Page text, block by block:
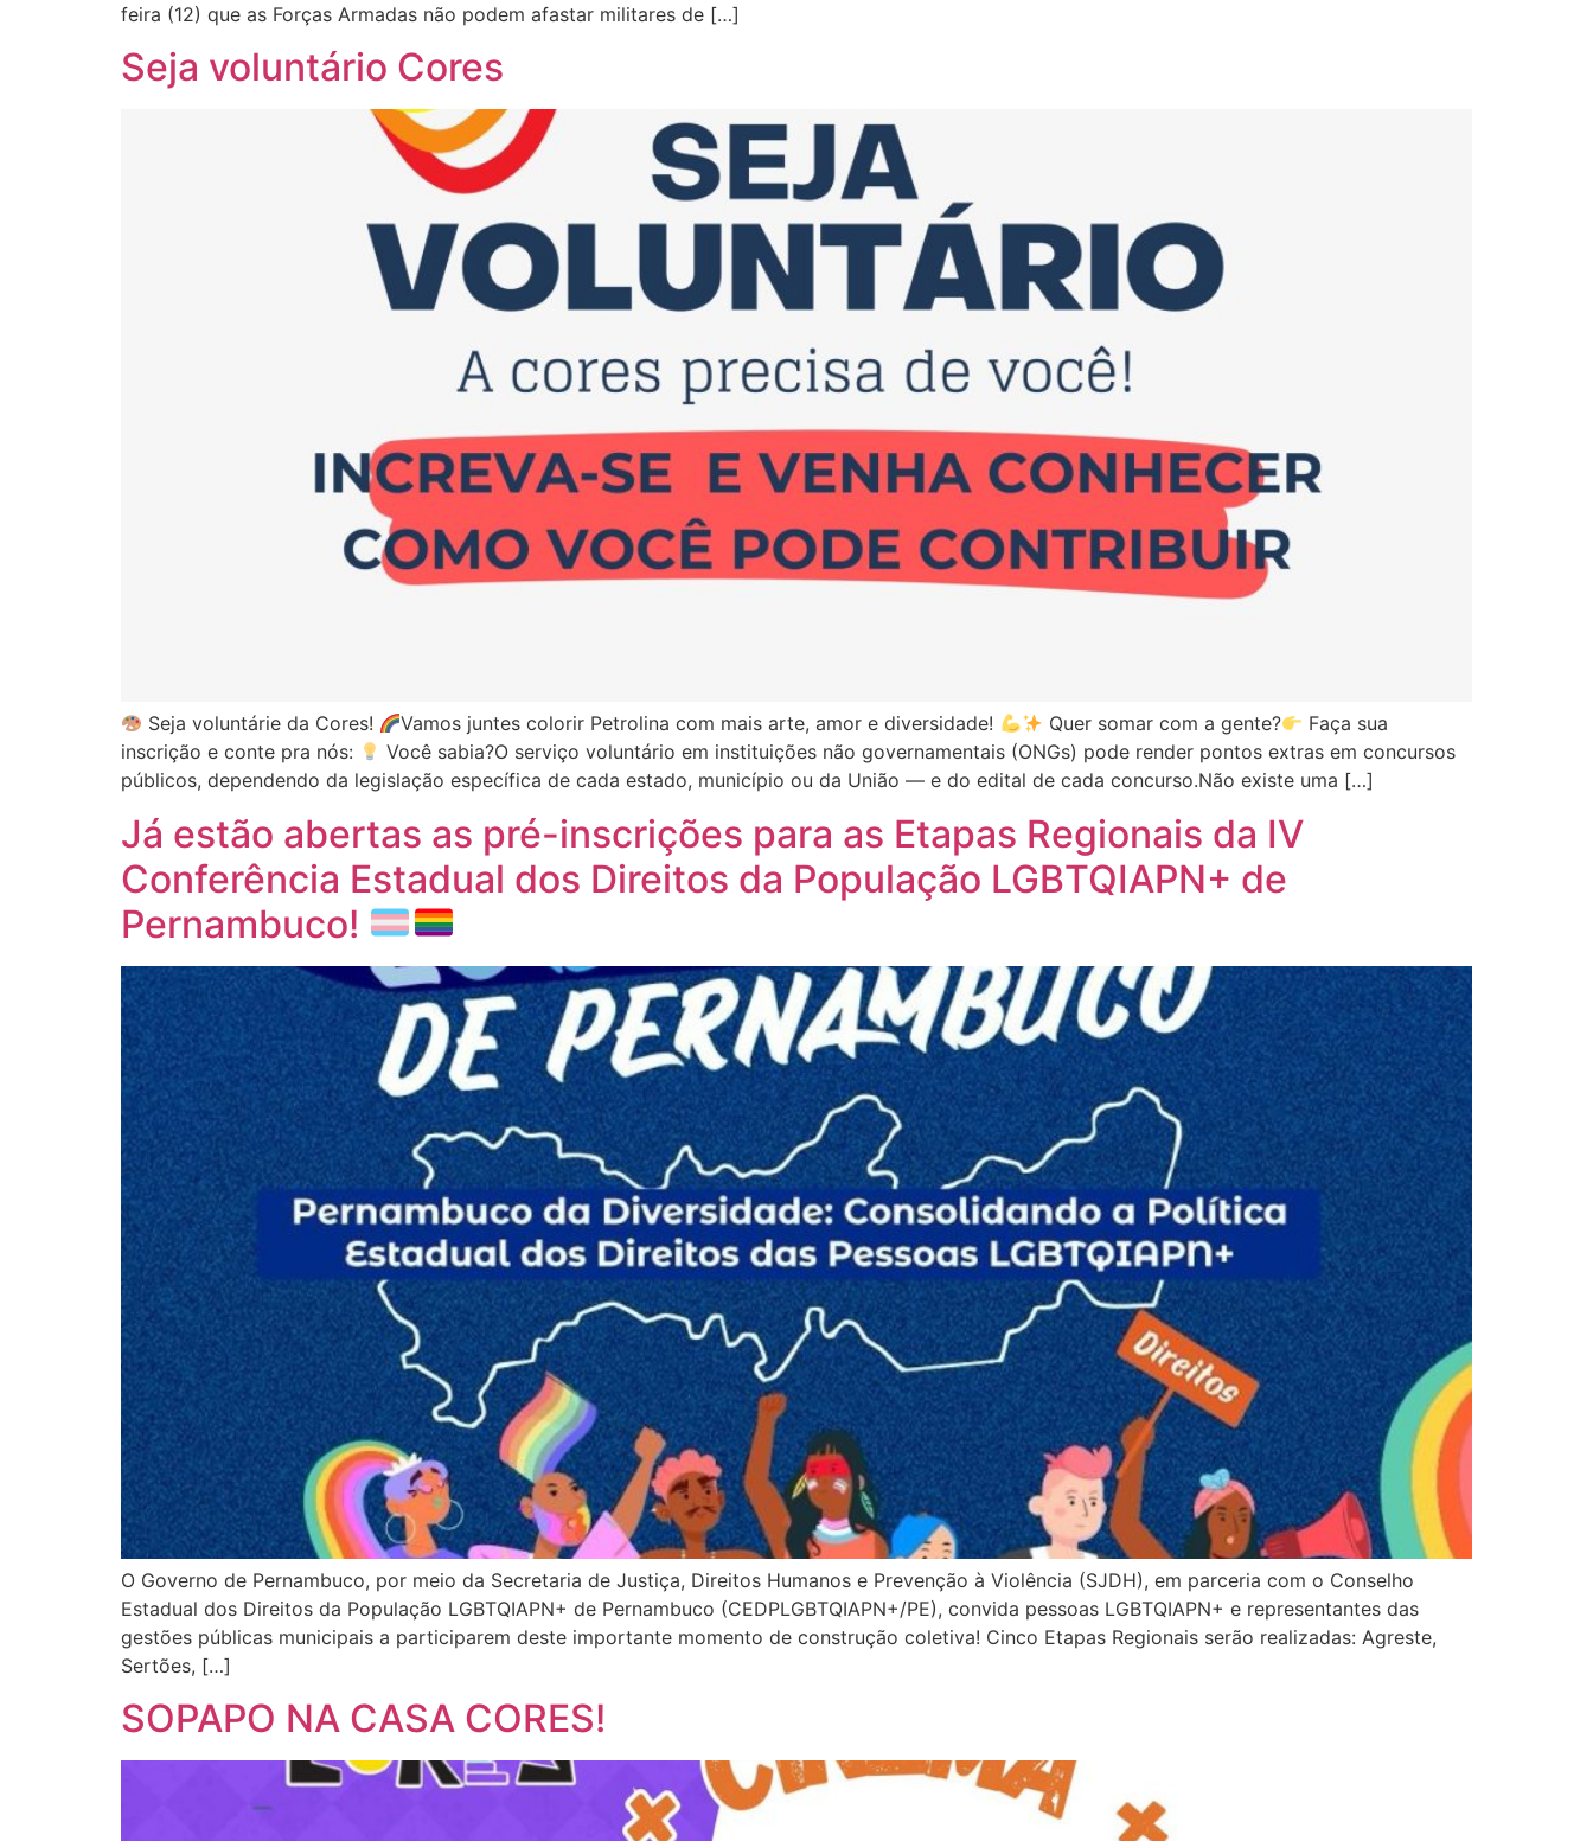
feira (12) que as Forças Armadas não podem afastar militares de […]
Seja voluntário Cores
Seja voluntárie da Cores! Vamos juntes colorir Petrolina com mais arte, amor e diversidade! Quer somar com a gente?
Faça sua
inscrição e conte pra nós:
Você sabia?O serviço voluntário em instituições não governamentais (ONGs) pode render pontos extras em concursos
públicos, dependendo da legislação específica de cada estado, município ou da União — e do edital de cada concurso.Não existe uma […]
Já estão abertas as pré-inscrições para as Etapas Regionais da IV
Conferência Estadual dos Direitos da População LGBTQIAPN+ de
Pernambuco!
O Governo de Pernambuco, por meio da Secretaria de Justiça, Direitos Humanos e Prevenção à Violência (SJDH), em parceria com o Conselho
Estadual dos Direitos da População LGBTQIAPN+ de Pernambuco (CEDPLGBTQIAPN+/PE), convida pessoas LGBTQIAPN+ e representantes das
gestões públicas municipais a participarem deste importante momento de construção coletiva! Cinco Etapas Regionais serão realizadas: Agreste,
Sertões, […]
SOPAPO NA CASA CORES!